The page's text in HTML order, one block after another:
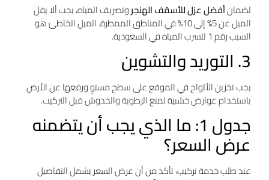
لضمانأفضل عزل للأسقف الهنجروتصريف المياه، يجب ألا يقل
الميل عن 5% إلى 10% في المناطق الممطرة. الميل الخاطئ هو
السبب رقم 1 لتسرب المياه في السعودية.
3. التوريد والتشوين
يجب تخزين الألواح في الموقع على سطح مستوٍ ورفعها عن الأرض
باستخدام عوارض خشبية لمنع الرطوبة والخدوش قبل التركيب.
جدول 1: ما الذي يجب أن يتضمنه
عرض السعر؟
عند طلب خدمة تركيب، تأكد من أن عرض السعر يشمل التفاصيل